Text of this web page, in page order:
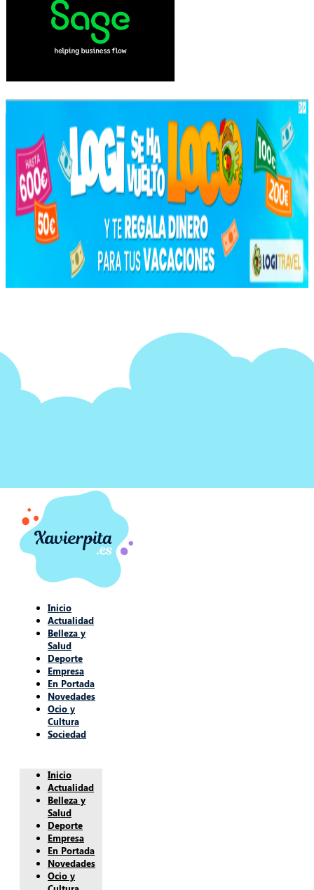
Inicio
Actualidad
Belleza y
Salud
Deporte
Empresa
En Portada
Novedades
Ocio y
Cultura
Sociedad
Inicio
Actualidad
Belleza y
Salud
Deporte
Empresa
En Portada
Novedades
Ocio y